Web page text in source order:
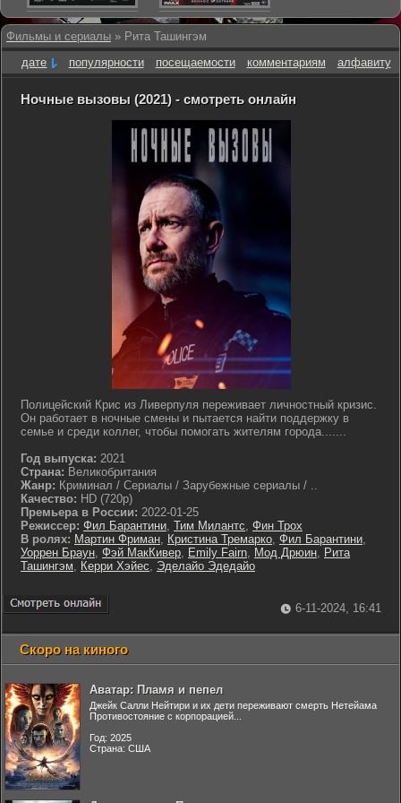
Фильмы и сериалы » Рита Ташингэм
дате
популярности посещаемости комментариям алфавиту
Ночные вызовы (2021) - смотреть онлайн
Полицейский Крис из Ливерпуля переживает личностный кризис.
Он работает в ночные смены и пытается найти поддержку в
семье и среди коллег, чтобы помогать жителям города.......
Год выпуска: 2021
Страна: Великобритания
Жанр: Криминал / Сериалы / Зарубежные сериалы / ..
Качество: HD (720p)
Премьера в России: 2022-01-25
Режиссер: Фил Барантини, Тим Милантс, Фин Трох
В ролях: Мартин Фриман, Кристина Тремарко, Фил Барантини,
Уоррен Браун, Фэй МакКивер, Emily Fairn, Мод Дрюин, Рита
Ташингэм, Керри Хэйес, Эделайо Эдедайо
6-11-2024, 16:41
Скоро на киного
Аватар: Пламя и пепел
Джейк Салли Нейтири и их дети переживают смерть Нетейама
Противостояние с корпорацией...
Год: 2025
Страна: США